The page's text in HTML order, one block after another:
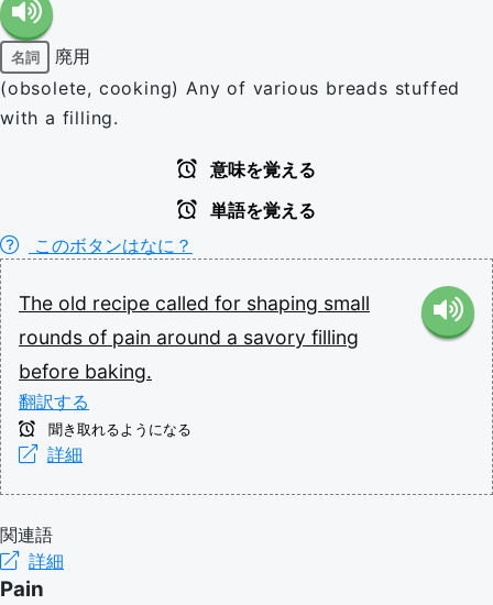
名詞
廃用
(obsolete, cooking) Any of various breads stuffed
with a filling.
意味を覚える
単語を覚える
このボタンはなに？
The old recipe called for shaping small
rounds of pain around a savory filling
before baking.
翻訳する
聞き取れるようになる
詳細
関連語
詳細
Pain